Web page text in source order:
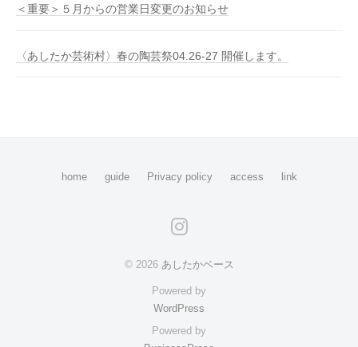
＜重要＞５月からの営業日変更のお知らせ
〈あしたか芸術村〉春の陶芸祭04.26-27 開催します。
home guide Privacy policy access link
Instagram
© 2026 あしたかベース
Powered by
WordPress
Powered by